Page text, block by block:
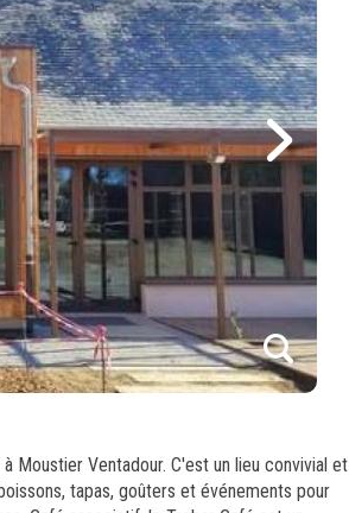
Moustier Ventadour. C'est un lieu convivial et
tapas, goûters et événements pour